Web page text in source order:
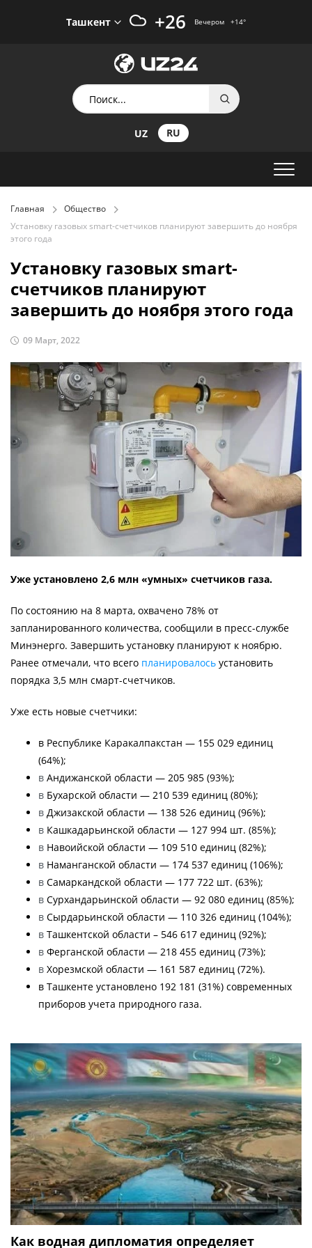
Ташкент +26 Вечером +14°
UZ RU
Главная
Общество
Установку газовых smart-счетчиков планируют завершить до ноября
этого года
Установку газовых smart-
счетчиков планируют
завершить до ноября этого года
09 Март, 2022
Уже установлено 2,6 млн «умных» счетчиков газа.
По состоянию на 8 марта, охвачено 78% от
запланированного количества, сообщили в пресс-службе
Минэнерго. Завершить установку планируют к ноябрю.
Ранее отмечали, что всего планировалось установить
порядка 3,5 млн смарт-счетчиков.
Уже есть новые счетчики:
в Республике Каракалпакстан — 155 029 единиц
(64%);
в Андижанской области — 205 985 (93%);
в Бухарской области — 210 539 единиц (80%);
в Джизакской области — 138 526 единиц (96%);
в Кашкадарьинской области — 127 994 шт. (85%);
в Навоийской области — 109 510 единиц (82%);
в Наманганской области — 174 537 единиц (106%);
в Самаркандской области — 177 722 шт. (63%);
в Сурхандарьинской области — 92 080 единиц (85%);
в Сырдарьинской области — 110 326 единиц (104%);
в Ташкентской области – 546 617 единиц (92%);
в Ферганской области — 218 455 единиц (73%);
в Хорезмской области — 161 587 единиц (72%).
в Ташкенте установлено 192 181 (31%) современных
приборов учета природного газа.
Как водная дипломатия определяет